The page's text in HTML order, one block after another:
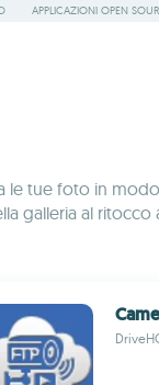
APPLICAZIONI OPEN
tue foto in
galleria al